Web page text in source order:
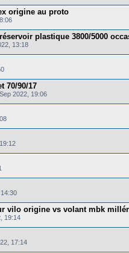
origine au proto
plastique 3800/5000
13:18
70/90/17
2022, 19:06
vilo origine vs volant mbk
19:14
17:14